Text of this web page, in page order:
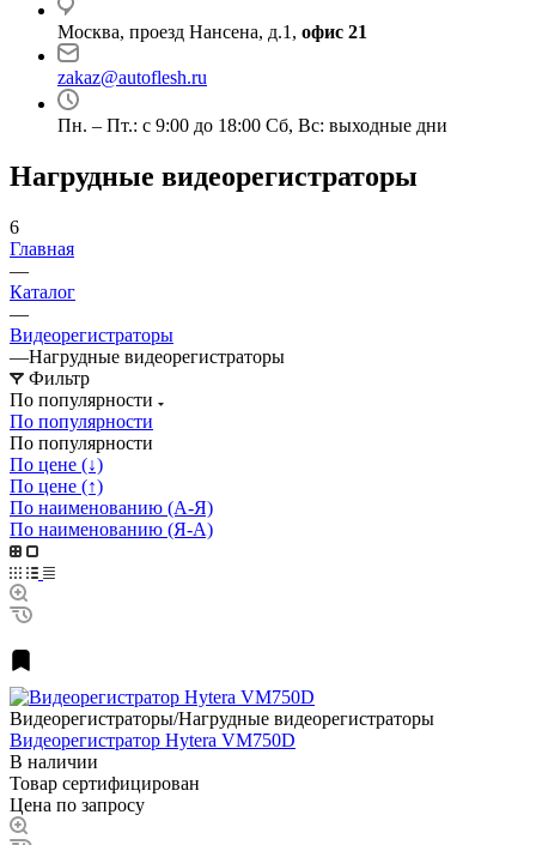
Москва, проезд Нансена, д.1, офис 21
zakaz@autoflesh.ru
Пн. – Пт.: с 9:00 до 18:00 Cб, Вс: выходные дни
Нагрудные видеорегистраторы
6
Главная
—
Каталог
—
Видеорегистраторы
—Нагрудные видеорегистраторы
Фильтр
По популярности
По популярности
По популярности
По цене (↓)
По цене (↑)
По наименованию (А-Я)
По наименованию (Я-А)
Видеорегистраторы/Нагрудные видеорегистраторы
Видеорегистратор Hytera VM750D
В наличии
Товар сертифицирован
Цена по запросу